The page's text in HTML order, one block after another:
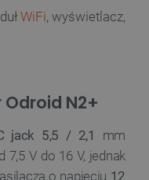
WiFi, wyświetlacz,
N2+
jack 5,5 / 2,1
mm
7,5 V do 16 V, jednak
o napięciu 12